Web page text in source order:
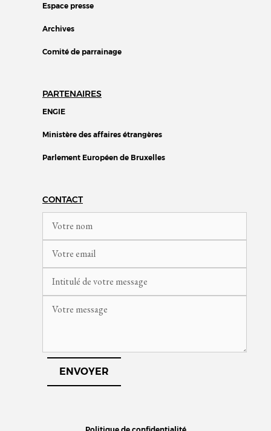
Espace presse
Archives
Comité de parrainage
PARTENAIRES
ENGIE
Ministère des affaires étrangères
Parlement Européen de Bruxelles
CONTACT